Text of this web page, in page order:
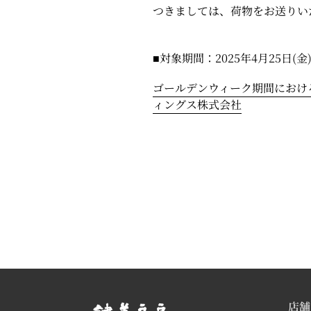
つきましては、荷物をお送り
■対象期間：2025年4月25日(
ゴールデンウィーク期間にお
ィングス株式会社
店